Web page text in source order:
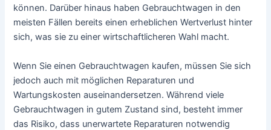
können. Darüber hinaus haben Gebrauchtwagen in den
meisten Fällen bereits einen erheblichen Wertverlust hinter
sich, was sie zu einer wirtschaftlicheren Wahl macht.
Wenn Sie einen Gebrauchtwagen kaufen, müssen Sie sich
jedoch auch mit möglichen Reparaturen und
Wartungskosten auseinandersetzen. Während viele
Gebrauchtwagen in gutem Zustand sind, besteht immer
das Risiko, dass unerwartete Reparaturen notwendig